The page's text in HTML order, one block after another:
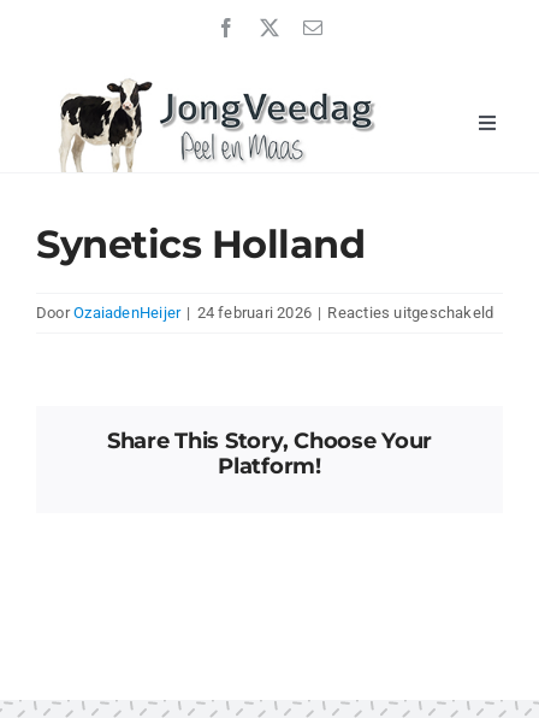
Toggle
Home
JongveeDag 2026
Nieuwsberichten
Synetics Holland
DoorOzaiadenHeijer | 24 februari 2026 | Reacties uitgeschakeldvoor
Share This Story, Choose Your
Platform!